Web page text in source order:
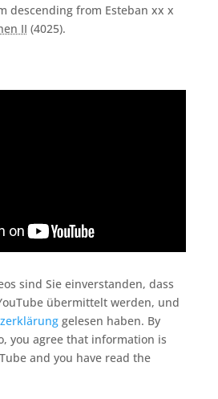
descending from Esteban xx x
II (4025).
sind Sie einverstanden, dass
übermittelt werden, und
gelesen haben. By
you agree that information is
and you have read the